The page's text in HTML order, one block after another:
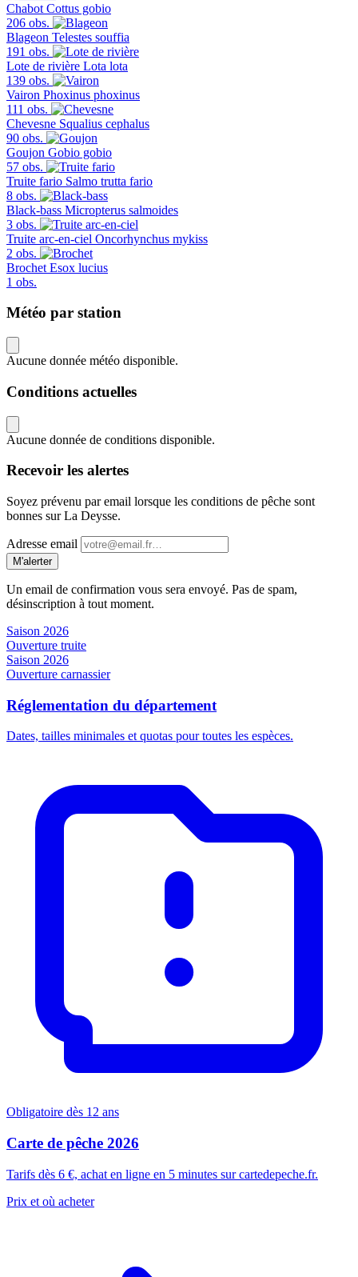
Chabot Cottus gobio
206 obs.
Blageon Telestes souffia
191 obs.
Lote de rivière Lota lota
139 obs.
Vairon Phoxinus phoxinus
111 obs.
Chevesne Squalius cephalus
90 obs.
Goujon Gobio gobio
57 obs.
Truite fario Salmo trutta fario
8 obs.
Black-bass Micropterus salmoides
3 obs.
Truite arc-en-ciel Oncorhynchus mykiss
2 obs.
Brochet Esox lucius
1 obs.
Météo par station
Aucune donnée météo disponible.
Conditions actuelles
Aucune donnée de conditions disponible.
Recevoir les alertes
Soyez prévenu par email lorsque les conditions de pêche sont
bonnes sur La Deysse.
Adresse email
M'alerter
Un email de confirmation vous sera envoyé. Pas de spam,
désinscription à tout moment.
Saison 2026
Ouverture truite
Saison 2026
Ouverture carnassier
Réglementation du département
Dates, tailles minimales et quotas pour toutes les espèces.
Obligatoire dès 12 ans
Carte de pêche 2026
Tarifs dès 6 €, achat en ligne en 5 minutes sur cartedepeche.fr.
Prix et où acheter